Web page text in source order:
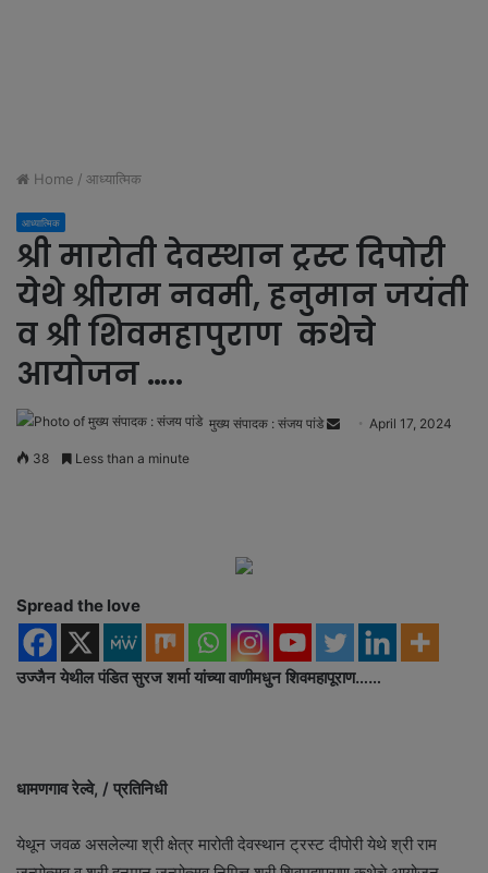
Home / आध्यात्मिक
आध्यात्मिक
श्री मारोती देवस्थान ट्रस्ट दिपोरी
येथे श्रीराम नवमी, हनुमान जयंती
व श्री शिवमहापुराण कथेचे
आयोजन …..
मुख्य संपादक : संजय पांडे
a
i
l
April 17, 2024
38 Less than a minute
Spread the love
उज्जैन येथील पंडित सुरज शर्मा यांच्या वाणीमधुन शिवमहापूराण……
धामणगाव रेल्वे, / प्रतिनिधी
येथून जवळ असलेल्या श्री क्षेत्र मारोती देवस्थान ट्रस्ट दीपोरी येथे श्री राम